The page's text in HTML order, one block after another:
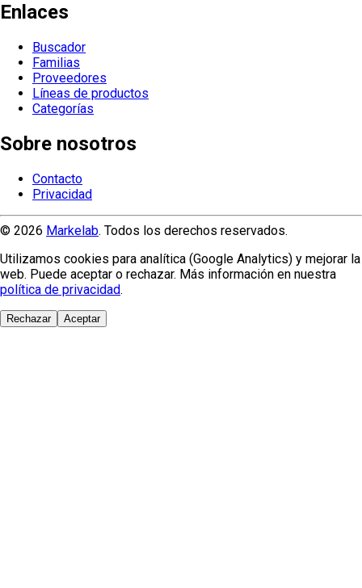
Enlaces
Buscador
Familias
Proveedores
Líneas de productos
Categorías
Sobre nosotros
Contacto
Privacidad
© 2026 Markelab. Todos los derechos reservados.
Utilizamos cookies para analítica (Google Analytics) y mejorar la
web. Puede aceptar o rechazar. Más información en nuestra
política de privacidad.
Rechazar Aceptar